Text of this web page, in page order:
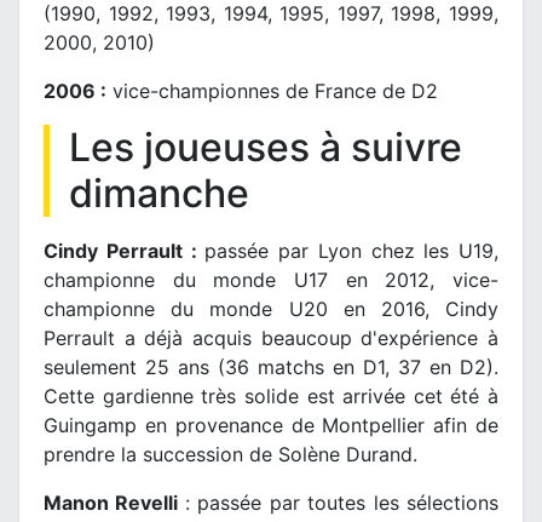
(1990, 1992, 1993, 1994, 1995, 1997, 1998, 1999,
2000, 2010)
2006 : vice-championnes de France de D2
Les joueuses à suivre
dimanche
Cindy Perrault : passée par Lyon chez les U19,
championne du monde U17 en 2012, vice-
championne du monde U20 en 2016, Cindy
Perrault a déjà acquis beaucoup d'expérience à
seulement 25 ans (36 matchs en D1, 37 en D2).
Cette gardienne très solide est arrivée cet été à
Guingamp en provenance de Montpellier afin de
prendre la succession de Solène Durand.
Manon Revelli : passée par toutes les sélections